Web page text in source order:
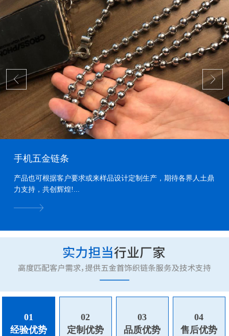
手机五金链条
产品也可根据客户要求或来样品设计定制生产，期待各界人土鼎
力支持，共创辉煌!...
01
经验优势
02
定制优势
03
品质优势
04
售后优势